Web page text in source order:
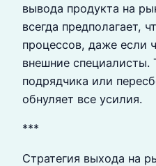
вывода продукта на
всегда предполагает,
процессов, даже если
внешние специалисты.
подрядчика или
обнуляет все усилия.
***
Стратегия выхода на